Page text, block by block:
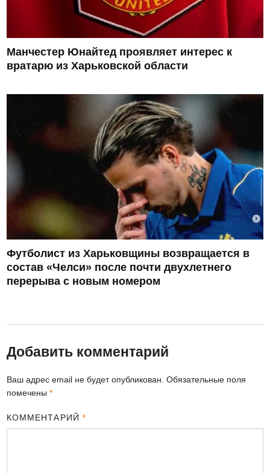
Манчестер Юнайтед проявляет интерес к
вратарю из Харьковской области
Футболист из Харьковщины возвращается в
состав «Челси» после почти двухлетнего
перерыва с новым номером
Добавить комментарий
Ваш адрес email не будет опубликован. Обязательные поля
помечены*
КОММЕНТАРИЙ *